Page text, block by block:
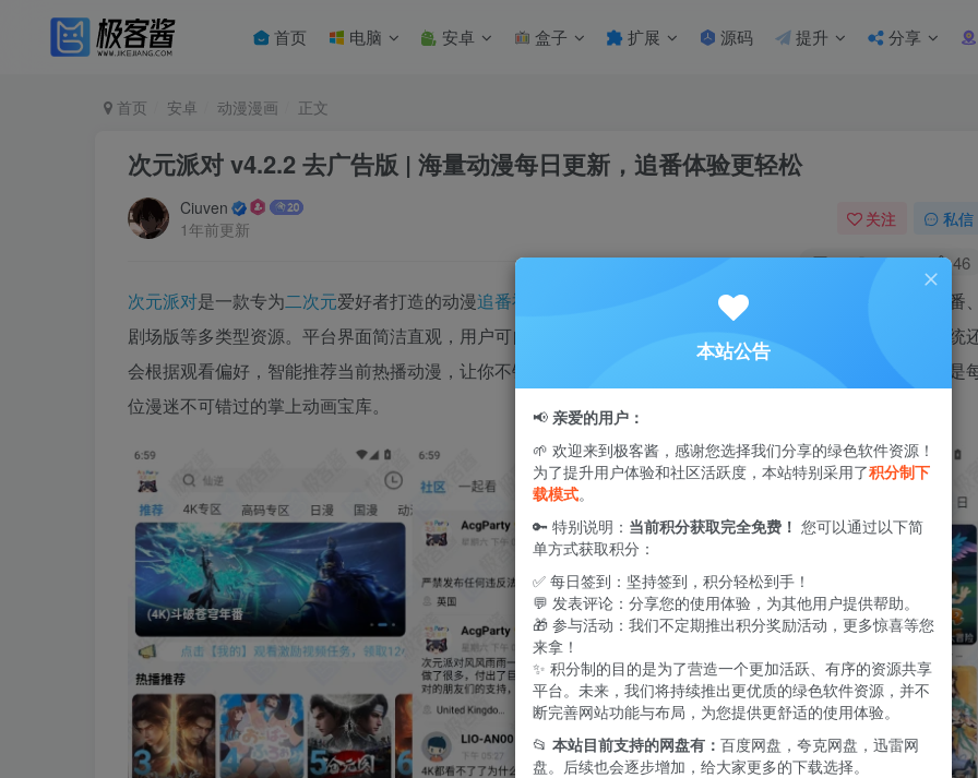
首页 电脑 安卓 盒子 扩展 源码 提升 分享
首页 安卓 动漫漫画 正文
次元派对 v4.2.2 去广告版 | 海量动漫每日更新，追番体验更轻松
Ciuven
1年前更新
关注 私信
1 2.3W+ 46
次元派对是一款专为二次元爱好者打造的动漫追番神器
，聚合了海量优质动漫内容，涵盖热门新番、经典老番、
剧场版等多类型资源。平台界面简洁直观，用户可自由浏览与筛选喜爱的动漫作品，轻松找到心仪番剧。系统
会根据观看偏好，智能推荐当前热播动漫，让你不错过每一部精彩之作。资源更新速度快，观看体验流畅，是
位漫迷不可错过的掌上动画宝库。
本站公告
📢 亲爱的用户：
🌱 欢迎来到极客酱，感谢您选择我们分享的绿色软件资源！
为了提升用户体验和社区活跃度，本站特别采用了积分制下
载模式。
🔑 特别说明： 当前积分获取完全免费！ 您可以通过以下简
单方式获取积分：
✅ 每日签到：坚持签到，积分轻松到手！
💬 发表评论：分享您的使用体验，为其他用户提供帮助。
🎁 参与活动：我们不定期推出积分奖励活动，更多惊喜等您
来拿！
✨ 积分制的目的是为了营造一个更加活跃、有序的资源共享
平台。未来，我们将持续推出更优质的绿色软件资源，并不
断完善网站功能与布局，为您提供更舒适的使用体验。
📂 本站目前支持的网盘有： 百度网盘，夸克网盘，迅雷网
盘。后续也会逐步增加，给大家更多的下载选择。